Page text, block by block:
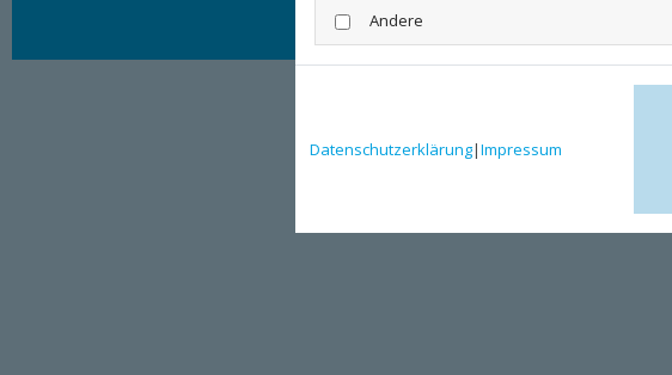
Andere
Datenschutzerklärung|Impressum